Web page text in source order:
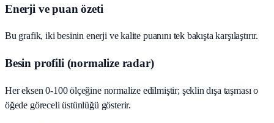
Enerji ve puan özeti
Bu grafik, iki besinin enerji ve kalite puanını tek bakışta karşılaştırır.
Besin profili (normalize radar)
Her eksen 0-100 ölçeğine normalize edilmiştir; şeklin dışa taşması o
öğede göreceli üstünlüğü gösterir.